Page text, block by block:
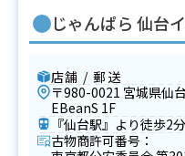
じゃんぱら 仙台
店舗 / 郵送
〒980-0021 宮城県仙
EBeanS 1F
『仙台駅』より徒歩2分
古物商許可番号：